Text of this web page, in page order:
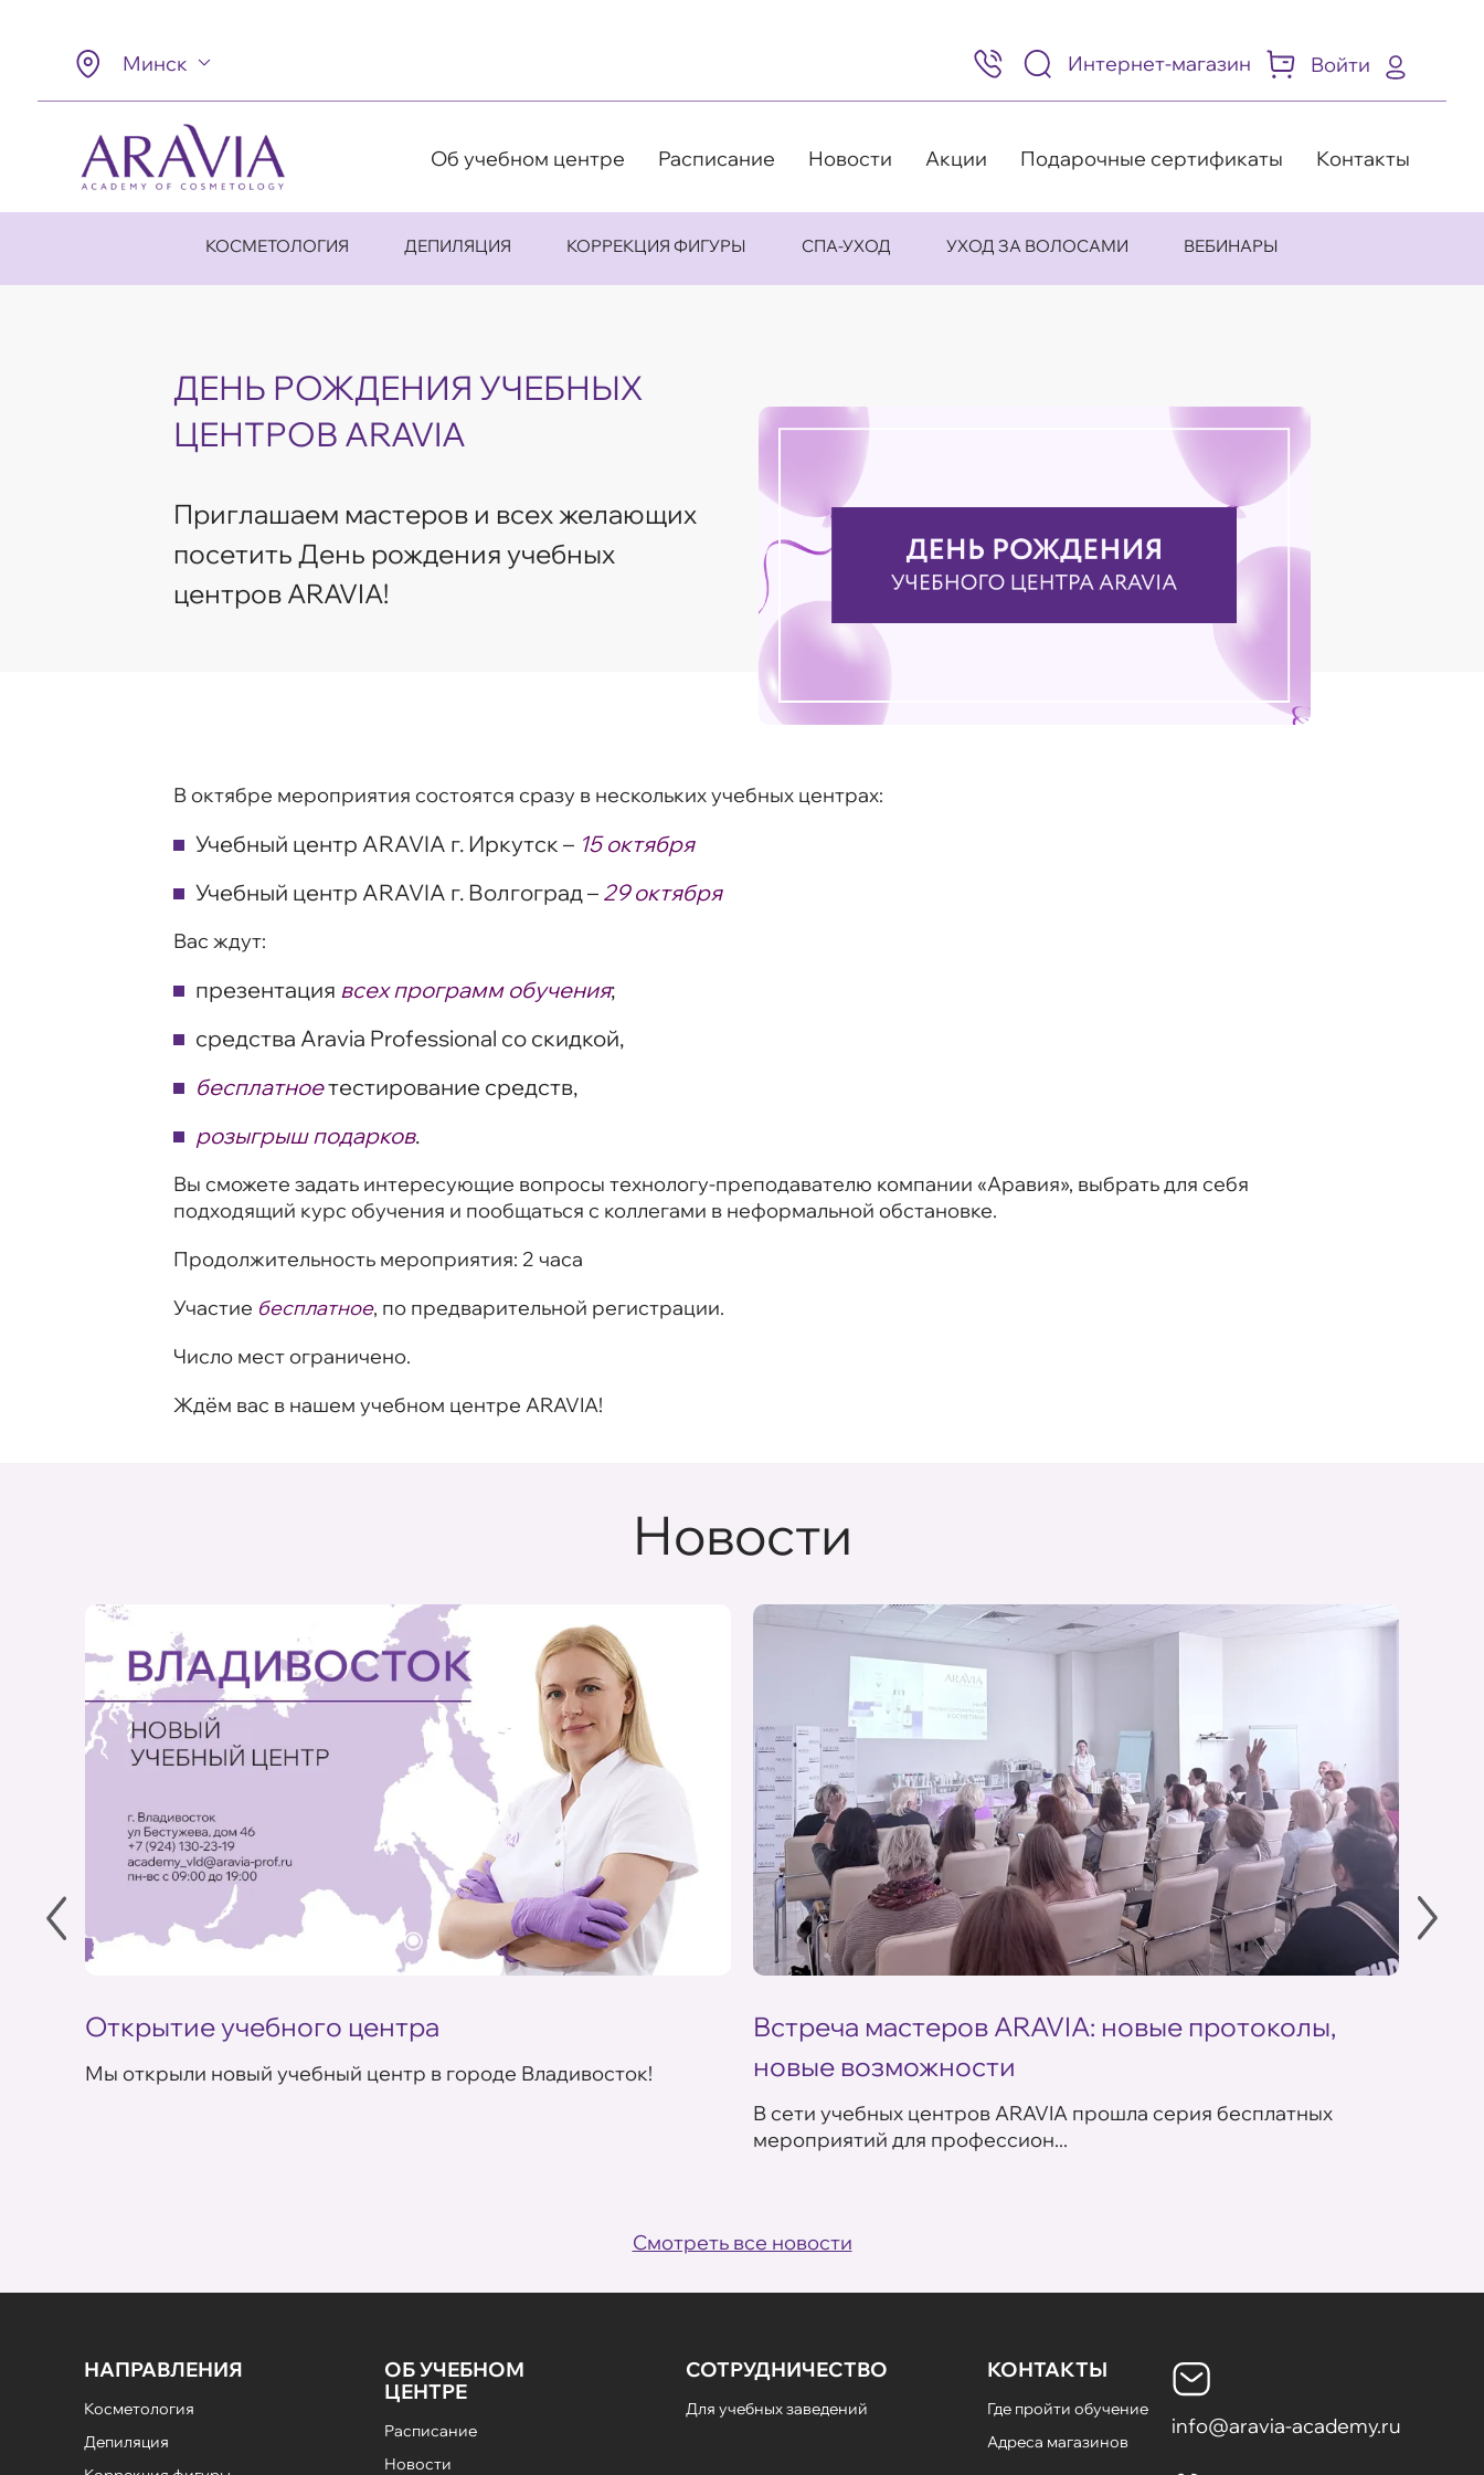
Минск
8
(495)
505-
98
Интернет-магазин Войти
Об учебном центре Расписание Новости Акции Подарочные сертификаты Контакты
КОСМЕТОЛОГИЯ ДЕПИЛЯЦИЯ КОРРЕКЦИЯ ФИГУРЫ СПА-УХОД УХОД ЗА ВОЛОСАМИ ВЕБИНАРЫ
ДЕНЬ РОЖДЕНИЯ УЧЕБНЫХ
ЦЕНТРОВ ARAVIA
Приглашаем мастеров и всех желающих
посетить День рождения учебных
центров ARAVIA!
В октябре мероприятия состоятся сразу в нескольких учебных центрах:
Учебный центр ARAVIA г. Иркутск – 15 октября
Учебный центр ARAVIA г. Волгоград – 29 октября
Вас ждут:
презентация всех программ обучения;
средства Aravia Professional со скидкой,
бесплатноетестирование средств,
розыгрыш подарков.
Вы сможете задать интересующие вопросы технологу-преподавателю компании «Аравия», выбрать для себя
подходящий курс обучения и пообщаться с коллегами в неформальной обстановке.
Продолжительность мероприятия: 2 часа
Участие бесплатное, по предварительной регистрации.
Число мест ограничено.
Ждём вас в нашем учебном центре ARAVIA!
Новости
Открытие учебного центра
Мы открыли новый учебный центр в городе Владивосток!
Встреча мастеров ARAVIA: новые протоколы,
новые возможности
В сети учебных центров ARAVIA прошла серия бесплатных
мероприятий для профессион...
Смотреть все новости
НАПРАВЛЕНИЯ
Косметология
Депиляция
ОБ УЧЕБНОМ
ЦЕНТРЕ
Расписание
Новости
СОТРУДНИЧЕСТВО
Для учебных заведений
КОНТАКТЫ
Где пройти обучение
Адреса магазинов
info@aravia-academy.ru